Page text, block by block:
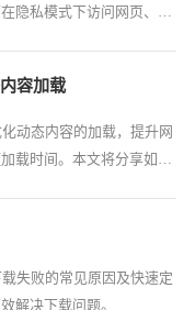
隐私模式下访问网页、管
容加载
动态内容的加载，提升网
载时间。本文将分享如何
失败的常见原因及快速定
解决下载问题。